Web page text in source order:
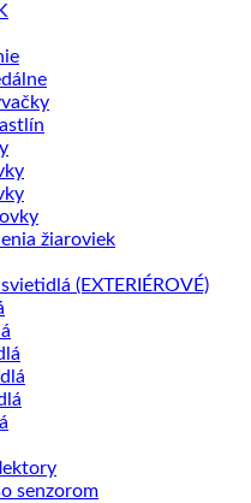
žiaroviek
(EXTERIÉROVÉ)
senzorom